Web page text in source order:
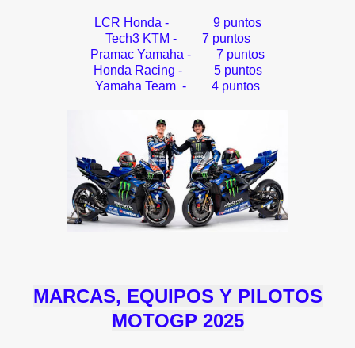
LCR Honda - 9 puntos
Tech3 KTM - 7 puntos
Pramac Yamaha - 7 puntos
Honda Racing - 5 puntos
Yamaha Team - 4 puntos
MARCAS, EQUIPOS Y PILOTOS
MOTOGP 2025